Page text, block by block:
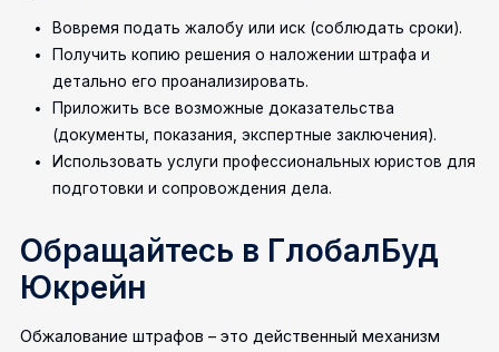
Вовремя подать жалобу или иск (соблюдать сроки).
Получить копию решения о наложении штрафа и
детально его проанализировать.
Приложить все возможные доказательства
(документы, показания, экспертные заключения).
Использовать услуги профессиональных юристов для
подготовки и сопровождения дела.
Обращайтесь в ГлобалБуд
Юкрейн
Обжалование штрафов – это действенный механизм